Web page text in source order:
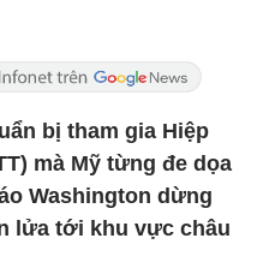
bị tham gia Hiệp
mà Mỹ từng đe dọa
Washington dừng
lửa tới khu vực châu